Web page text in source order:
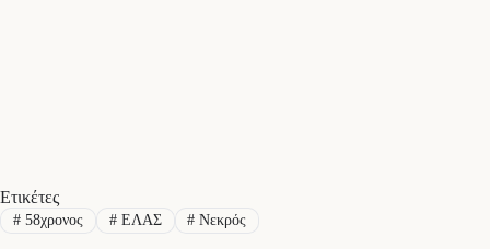
Ετικέτες
#58χρονος #ΕΛΑΣ # Νεκρός